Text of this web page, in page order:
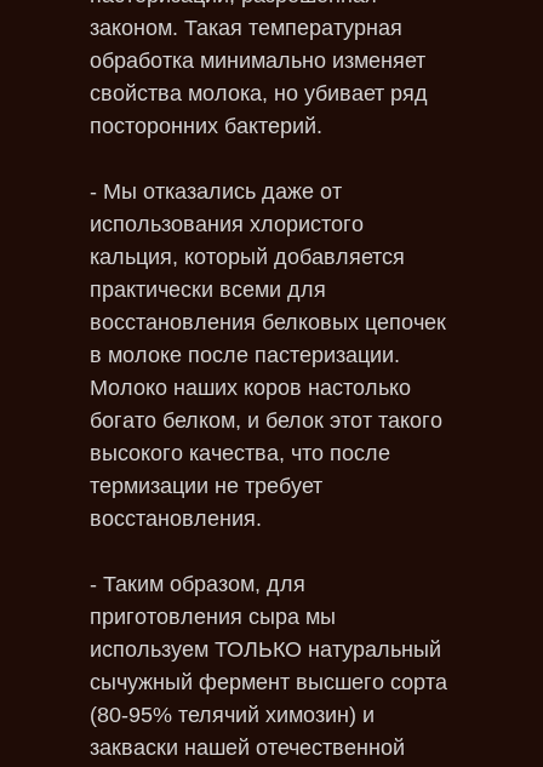
законом. Такая температурная
обработка минимально изменяет
свойства молока, но убивает ряд
посторонних бактерий.
- Мы отказались даже от
использования хлористого
кальция, который добавляется
практически всеми для
восстановления белковых цепочек
в молоке после пастеризации.
Молоко наших коров настолько
богато белком, и белок этот такого
высокого качества, что после
термизации не требует
восстановления.
- Таким образом, для
приготовления сыра мы
используем ТОЛЬКО натуральный
сычужный фермент высшего сорта
(80-95% телячий химозин) и
закваски нашей отечественной